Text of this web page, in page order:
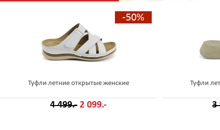
-50%
Туфли летние открытые женские
4 499.- 2 099.-
Туфли
3